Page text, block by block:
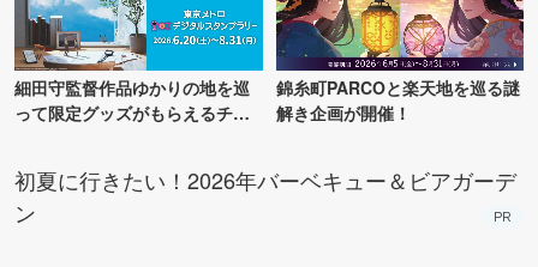
細田守監督作品ゆかりの地を巡
って限定グッズがもらえるチャ
錦糸町PARCOと楽天地を巡る謎
解き企画が開催！
初夏に行きたい！2026年バーベキュー＆ビアガーデ
ン
PR